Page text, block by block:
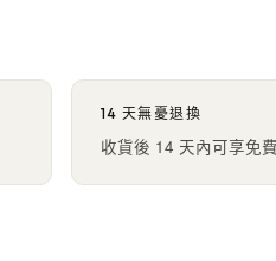
14 天無憂退換
收貨後 14 天內可享免